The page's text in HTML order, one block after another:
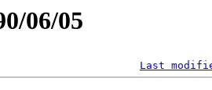
06/05
Last